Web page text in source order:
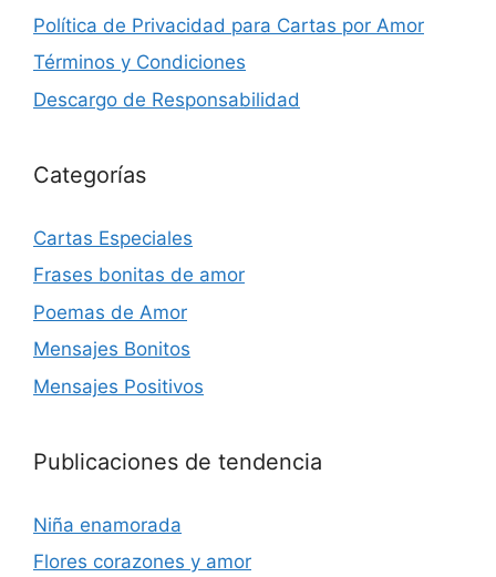
Política de Privacidad para Cartas por Amor
Términos y Condiciones
Descargo de Responsabilidad
Categorías
Cartas Especiales
Frases bonitas de amor
Poemas de Amor
Mensajes Bonitos
Mensajes Positivos
Publicaciones de tendencia
Niña enamorada
Flores corazones y amor